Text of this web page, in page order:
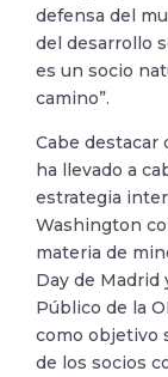
defensa del
del desarrollo
es un socio
camino”.
Cabe destacar
ha llevado a
estrategia
Washington
materia de
Day de Madrid
Público de la
como objetivo
de los socios